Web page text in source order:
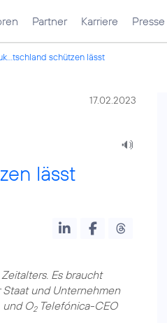
Partner Karriere Presse
schützen lässt
17.02.2023
lässt
Es braucht
Staat und Unternehmen
und O2Telefónica-CEO